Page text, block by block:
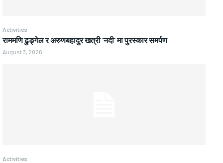
Activities
राममणि ढुङ्गेल र अरुणबहादुर खत्री ‘नदी’ मा पुरस्कार समर्पण
August 3, 2026
Activities